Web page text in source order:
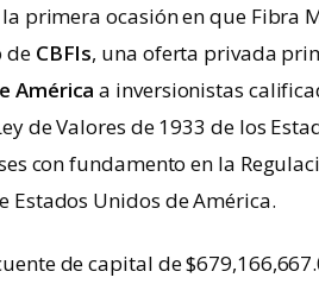
primera ocasión en que Fibra
de CBFIs, una oferta privada
América a inversionistas
de Valores de 1933 de los
con fundamento en la
Estados Unidos de América.
de capital de